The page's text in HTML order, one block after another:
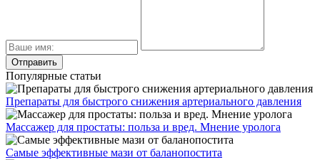
Популярные статьи
Препараты для быстрого снижения артериального давления
Массажер для простаты: польза и вред. Мнение уролога
Самые эффективные мази от баланопостита